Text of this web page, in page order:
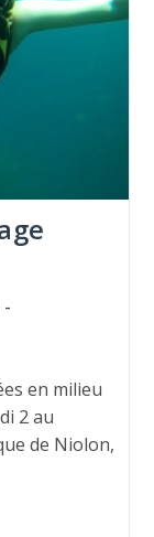
en milieu
2 au
de Niolon,